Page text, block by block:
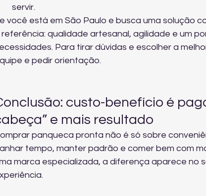
servir.
você está em São Paulo e busca uma solução
referência: qualidade artesanal, agilidade e um
Para tirar dúvidas e escolher a
e pedir orientação.
custo-benefício é
e mais resultado
panqueca pronta não é só sobre
tempo, manter padrão e comer bem com
marca especializada, a diferença aparece no